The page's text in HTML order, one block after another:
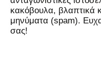
κακόβουλα, βλαπτικά
μηνύματα (spam).
σας!